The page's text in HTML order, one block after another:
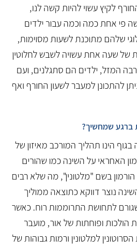
לקיץ עשוי להיות קשה לנו,
פי אחת כמה וכמה עבור ילדים
שלהם מתוכנת לשעות מסוימות,
של שעה אחת עשויה לשבש לחלוטין
המזל, ילדים הם סתגלנים, ועם
להתכונן למעבר לשעון החורף ואף
ברגע שמחשיך?
הינו תהליך המורכב מאיזון של
האחראי על השינה כמו שהורים
הורמון בשם "מלטונין", מה שלא רבים
נוצר דווקא כתוצאה ממוליך
לתחושת התרוממות רוח. כאשר
הולכות ופוחתות של אור, מועבר
למלטונין ורמות גבוהות של